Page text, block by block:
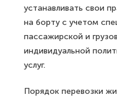
устанавливать свои
на борту с учетом
пассажирской и
индивидуальной
услуг.
Порядок перевозки